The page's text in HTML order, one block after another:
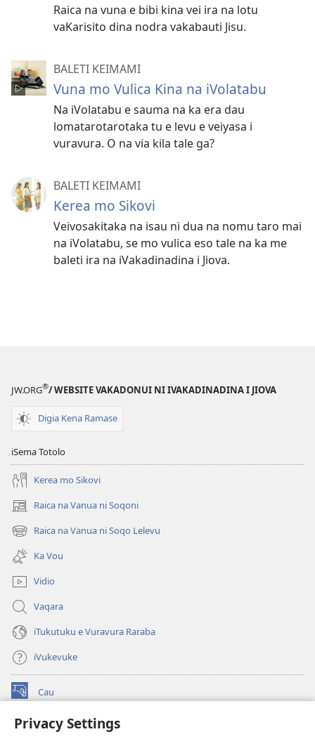
Privacy Settings
Raica na vuna e bibi kina vei ira na lotu
vaKarisito dina nodra vakabauti Jisu.
BALETI KEIMAMI
Vuna mo Vulica Kina na iVolatabu
Na iVolatabu e sauma na ka era dau
lomatarotarotaka tu e levu e veiyasa i
vuravura. O na via kila tale ga?
BALETI KEIMAMI
Kerea mo Sikovi
Veivosakitaka na isau ni dua na nomu taro mai
na iVolatabu, se mo vulica eso tale na ka me
baleti ira na iVakadinadina i Jiova.
JW.ORG®/ WEBSITE VAKADONUI NI IVAKADINADINA I JIOVA
Digia Kena Ramase
iSema Totolo
Kerea mo Sikovi
Raica na Vanua ni Soqoni
(opens
new
window)
Raica na Vanua ni Soqo Lelevu
(opens
new
window)
Ka Vou
Vidio
Vaqara
iTukutuku e Vuravura Raraba
iVukevuke
Cau
(opens
window)Watchtower LAIBRI ENA INTERNET™